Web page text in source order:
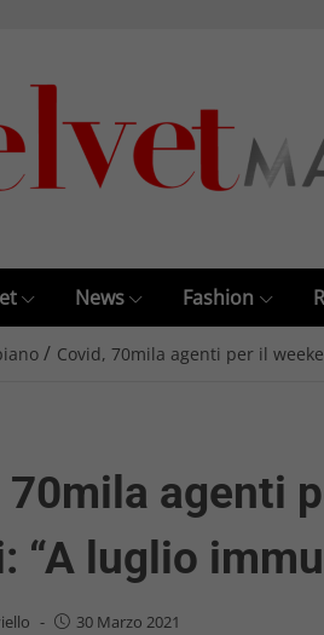
News Fashion
/ Covid, 70mila agenti per il
70mila agenti
“A luglio
- 30 Marzo 2021